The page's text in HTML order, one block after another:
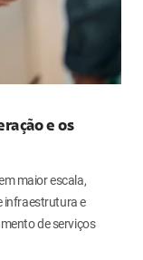
e os
maior escala,
infraestrutura e
de serviços